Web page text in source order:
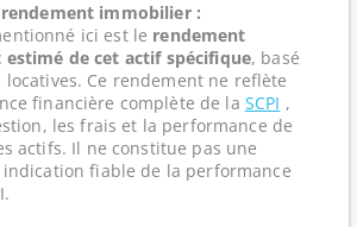
immobilier :
ici est le rendement
de cet actif spécifique, basé
locatives. Ce rendement ne reflète
financière complète de la SCPI ,
les frais et la performance de
actifs. Il ne constitue pas une
fiable de la performance